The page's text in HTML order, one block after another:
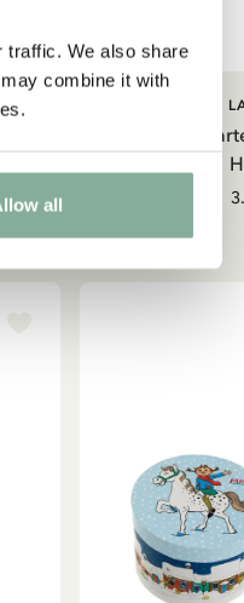
traffic. We also share
combine it with
all
IN
PIPPI